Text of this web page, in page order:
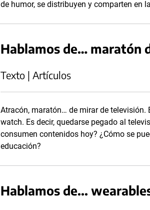
de humor, se distribuyen y comparten en
Hablamos de… maratón
Texto | Artículos
Atracón, maratón… de mirar de televisión.
watch. Es decir, quedarse pegado al
consumen contenidos hoy? ¿Cómo se
educación?
Hablamos de...